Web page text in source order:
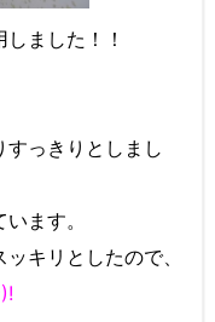
ました！！
っきりとしまし
ます。
キリとしたので、